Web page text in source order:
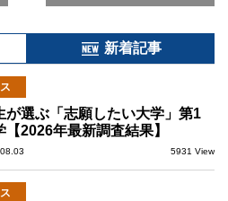
新着記事
が選ぶ「志願したい大学」第1
2026年最新調査結果】
5931 View